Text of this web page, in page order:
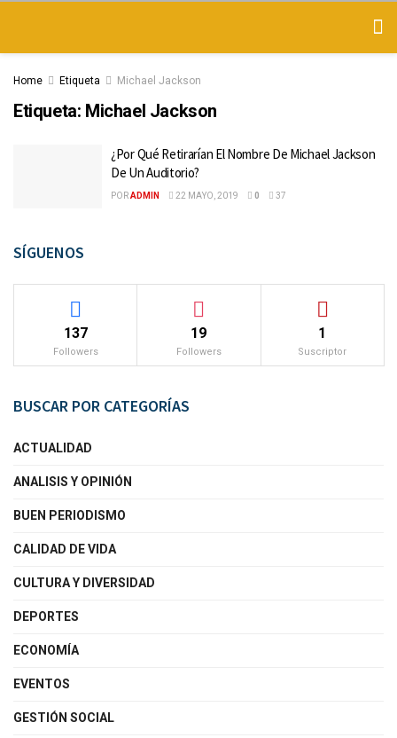
Home Etiqueta Michael Jackson
Etiqueta: Michael Jackson
¿Por Qué Retirarían El Nombre De Michael Jackson
De Un Auditorio?
PORADMIN 22 MAYO, 2019 0 37
SÍGUENOS
137
Followers
19
Followers
1
Suscriptor
BUSCAR POR CATEGORÍAS
ACTUALIDAD
ANALISIS Y OPINIÓN
BUEN PERIODISMO
CALIDAD DE VIDA
CULTURA Y DIVERSIDAD
DEPORTES
ECONOMÍA
EVENTOS
GESTIÓN SOCIAL